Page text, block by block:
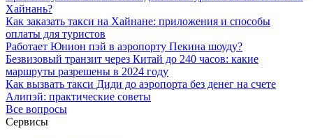
Хайнань?
Как заказать такси на Хайнане: приложения и способы
оплаты для туристов
Работает Юнион пэй в аэропорту Пекина шоуду?
Безвизовый транзит через Китай до 240 часов: какие
маршруты разрешены в 2024 году
Как вызвать такси Диди до аэропорта без денег на счете
Алипэй: практические советы
Все вопросы
Сервисы